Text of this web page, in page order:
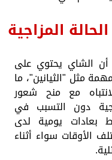
المزاجية
أن الشاي يحتوي على
مثل "الثيانين"، ما
مع منح شعور
دون التسبب في
بعادات يومية لدى
الأوقات سواء أثناء